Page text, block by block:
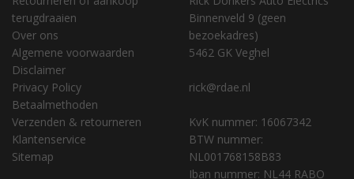
terugdraaien
Over ons
Algemene voorwaarden
Disclaimer
Privacy Policy
Betaalmethoden
Verzenden & retourneren
Klantenservice
Sitemap
Binnenveld 9 (geen
bezoekadres)
5462 GK Veghel
rick@rdae.nl
KvK nummer: 16067342
BTW nummer:
NL001768158B83
Iban nummer: NL44 RABO